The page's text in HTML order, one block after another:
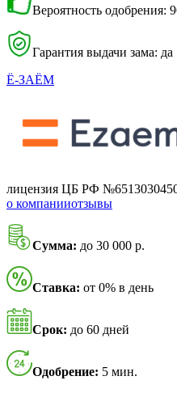
Вероятность одобрения:
Гарантия выдачи зама: да
Ё-ЗАЁМ
лицензия ЦБ РФ
о компанииотзывы
Сумма: до 30 000 р.
Ставка: от 0% в день
Срок: до 60 дней
Одобрение: 5 мин.